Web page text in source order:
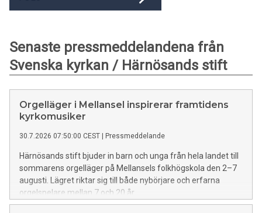
Senaste pressmeddelandena från
Svenska kyrkan / Härnösands stift
Orgelläger i Mellansel inspirerar framtidens
kyrkomusiker
30.7.2026 07:50:00 CEST | Pressmeddelande
Härnösands stift bjuder in barn och unga från hela landet till
sommarens orgelläger på Mellansels folkhögskola den 2–7
augusti. Lägret riktar sig till både nybörjare och erfarna
orgelspelare mellan 7 och 20 år.